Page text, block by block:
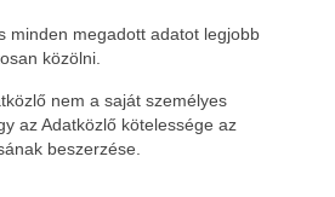
minden megadott adatot legjobb
közölni.
nem a saját személyes
az Adatközlő kötelessége az
beszerzése.